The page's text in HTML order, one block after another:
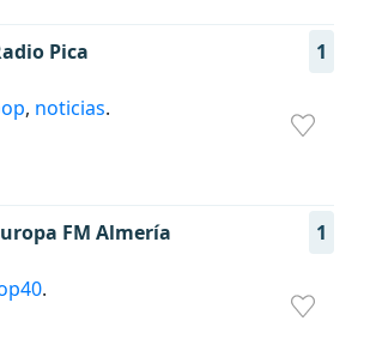
Pica 1
, noticias.
FM Almería 1
.